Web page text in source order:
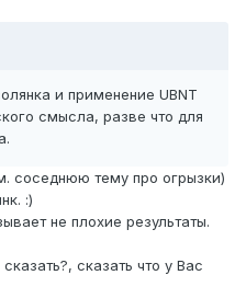
и применение UBNT
смысла, разве что для
соседнюю тему про огрызки)
:)
не плохие результаты.
сказать что у Вас